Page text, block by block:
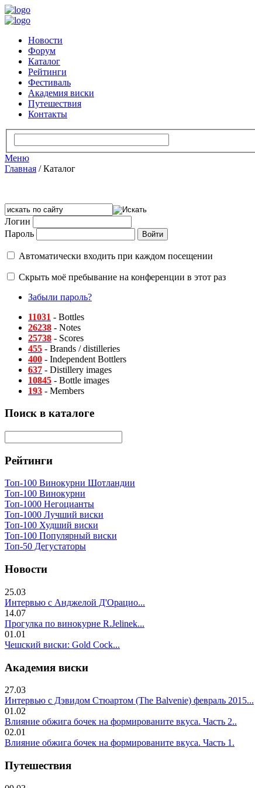
Новости
Форум
Каталог
Рейтинги
Фестиваль
Академия виски
Путешествия
Контакты
Меню
Главная /Каталог
Логин
Пароль
Автоматически входить при каждом посещении
Скрыть моё пребывание на конференции в этот раз
Забыли пароль?
11031 - Bottles
26238 - Notes
25738 - Scores
455 - Brands / distilleries
400 - Independent Bottlers
637 - Distillery images
10845 - Bottle images
193 - Members
Поиск в каталоге
Рейтинги
Топ-100 Винокурни Шотландии
Топ-100 Винокурни
Топ-1000 Негоцианты
Топ-1000 Лучший виски
Топ-100 Худший виски
Топ-100 Популярный виски
Топ-50 Дегустаторы
Новости
25.03
Интервью с Анджелой Д'Орацио...
14.07
Прогулка по винокурне R.Jelinek...
01.01
Чешский виски: Gold Cock...
Академия виски
27.03
Интервью с Дэвидом Стюартом (The Balvenie) февраль 2015...
01.02
Влияние обжига бочек на формированите вкуса. Часть 2..
02.01
Влияние обжига бочек на формированите вкуса. Часть 1.
Путешествия